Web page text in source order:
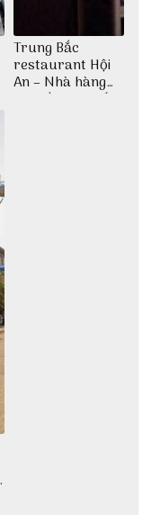
Trung Bắc
restaurant Hội
An – Nhà hàng
cao lầu có thiết